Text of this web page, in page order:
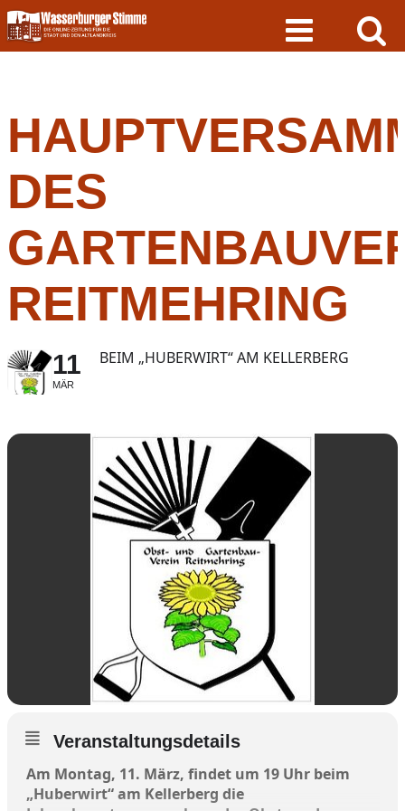
Skip
to
content
DES
REITMEHRING
11
MÄR
BEIM „HUBERWIRT“ AM KELLERBERG
Veranstaltungsdetails
Am Montag, 11. März, findet um 19 Uhr beim
„Huberwirt“ am Kellerberg die